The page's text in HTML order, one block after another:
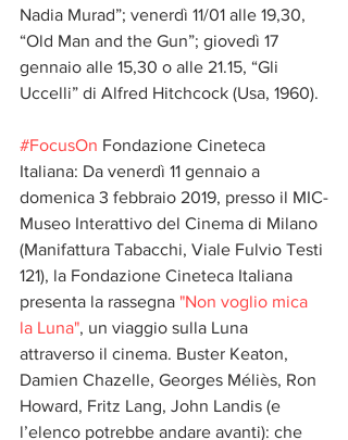
Nadia Murad”; venerdì 11/01 alle 19,30,
“Old Man and the Gun”; giovedì 17
gennaio alle 15,30 o alle 21.15, “Gli
Uccelli” di Alfred Hitchcock (Usa, 1960).
#FocusOn Fondazione Cineteca
Italiana: Da venerdì 11 gennaio a
domenica 3 febbraio 2019, presso il MIC-
Museo Interattivo del Cinema di Milano
(Manifattura Tabacchi, Viale Fulvio Testi
121), la Fondazione Cineteca Italiana
presenta la rassegna "Non voglio mica
la Luna", un viaggio sulla Luna
attraverso il cinema. Buster Keaton,
Damien Chazelle, Georges Méliès, Ron
Howard, Fritz Lang, John Landis (e
l’elenco potrebbe andare avanti): che